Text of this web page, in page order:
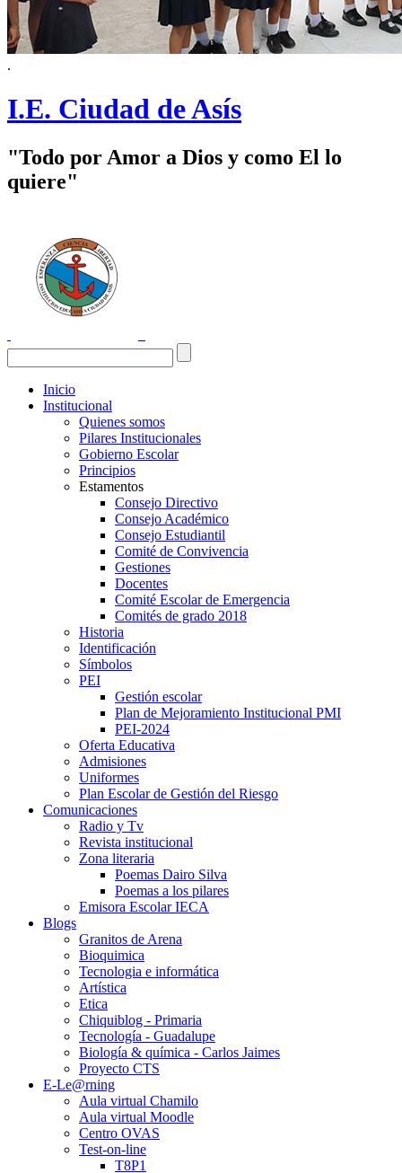
.
I.E. Ciudad de Asís
"Todo por Amor a Dios y como El lo
quiere"
Inicio
Institucional
Quienes somos
Pilares Institucionales
Gobierno Escolar
Principios
Estamentos
Consejo Directivo
Consejo Académico
Consejo Estudiantil
Comité de Convivencia
Gestiones
Docentes
Comité Escolar de Emergencia
Comités de grado 2018
Historia
Identificación
Símbolos
PEI
Gestión escolar
Plan de Mejoramiento Institucional PMI
PEI-2024
Oferta Educativa
Admisiones
Uniformes
Plan Escolar de Gestión del Riesgo
Comunicaciones
Radio y Tv
Revista institucional
Zona literaria
Poemas Dairo Silva
Poemas a los pilares
Emisora Escolar IECA
Blogs
Granitos de Arena
Bioquimica
Tecnologia e informática
Artística
Etica
Chiquiblog - Primaria
Tecnología - Guadalupe
Biología & química - Carlos Jaimes
Proyecto CTS
E-Le@rning
Aula virtual Chamilo
Aula virtual Moodle
Centro OVAS
Test-on-line
T8P1